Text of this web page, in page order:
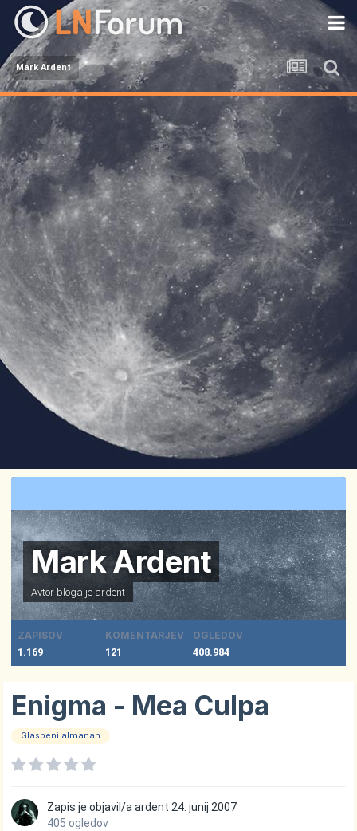
Mark Ardent
Mark Ardent
Avtor bloga je ardent
ZAPISOV
1.169
KOMENTARJEV
121
OGLEDOV
408.984
Enigma - Mea Culpa
Glasbeni almanah
Zapis je objavil/aardent 24. junij 2007
405 ogledov